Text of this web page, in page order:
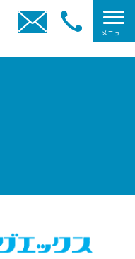
メニュー